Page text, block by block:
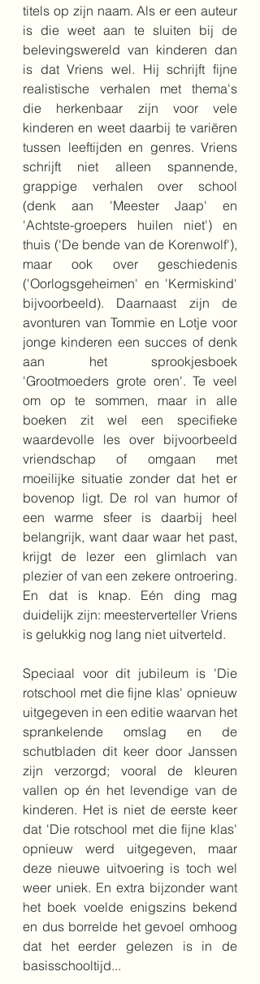
titels op zijn naam. Als er een auteur
is die weet aan te sluiten bij de
belevingswereld van kinderen dan
is dat Vriens wel. Hij schrijft fijne
realistische verhalen met thema's
die herkenbaar zijn voor vele
kinderen en weet daarbij te variëren
tussen leeftijden en genres. Vriens
schrijft niet alleen spannende,
grappige verhalen over school
(denk aan 'Meester Jaap' en
'Achtste-groepers huilen niet') en
thuis ('De bende van de Korenwolf'),
maar ook over geschiedenis
('Oorlogsgeheimen' en 'Kermiskind'
bijvoorbeeld). Daarnaast zijn de
avonturen van Tommie en Lotje voor
jonge kinderen een succes of denk
aan het sprookjesboek
'Grootmoeders grote oren'. Te veel
om op te sommen, maar in alle
boeken zit wel een specifieke
waardevolle les over bijvoorbeeld
vriendschap of omgaan met
moeilijke situatie zonder dat het er
bovenop ligt. De rol van humor of
een warme sfeer is daarbij heel
belangrijk, want daar waar het past,
krijgt de lezer een glimlach van
plezier of van een zekere ontroering.
En dat is knap. Eén ding mag
duidelijk zijn: meesterverteller Vriens
is gelukkig nog lang niet uitverteld.
Speciaal voor dit jubileum is 'Die
rotschool met die fijne klas' opnieuw
uitgegeven in een editie waarvan het
sprankelende omslag en de
schutbladen dit keer door Janssen
zijn verzorgd; vooral de kleuren
vallen op én het levendige van de
kinderen. Het is niet de eerste keer
dat 'Die rotschool met die fijne klas'
opnieuw werd uitgegeven, maar
deze nieuwe uitvoering is toch wel
weer uniek. En extra bijzonder want
het boek voelde enigszins bekend
en dus borrelde het gevoel omhoog
dat het eerder gelezen is in de
basisschooltijd...